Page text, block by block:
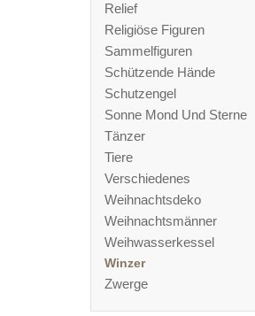
Relief
Religiöse Figuren
Sammelfiguren
Schützende Hände
Schutzengel
Sonne Mond Und Sterne
Tänzer
Tiere
Verschiedenes
Weihnachtsdeko
Weihnachtsmänner
Weihwasserkessel
Winzer
Zwerge